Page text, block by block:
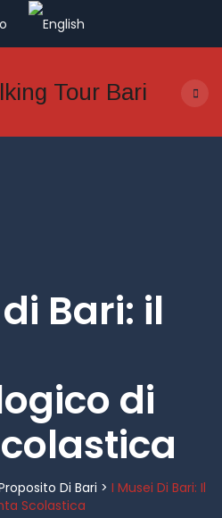
Bari: il
di
Di Bari > I Musei Di Bari: Il
Scolastica